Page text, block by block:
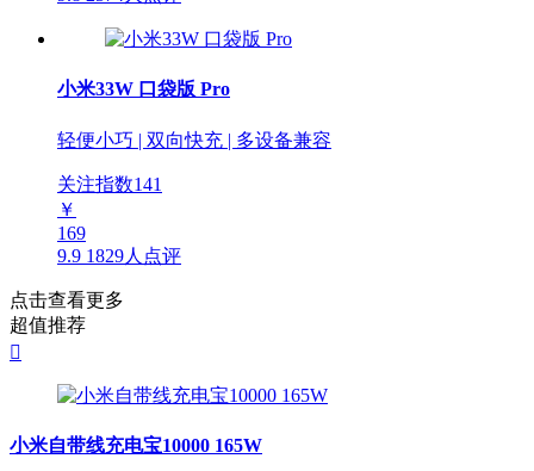
小米33W 口袋版 Pro
轻便小巧 | 双向快充 | 多设备兼容
关注指数141
￥
169
9.9 1829人点评
点击查看更多
超值推荐

小米自带线充电宝10000 165W